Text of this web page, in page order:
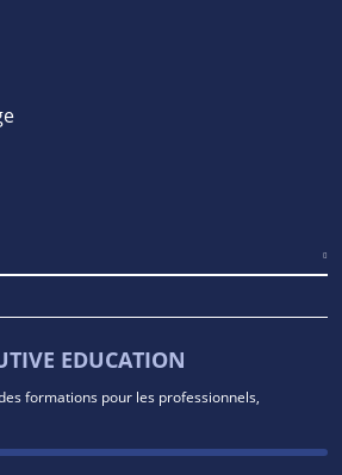
EDUCATION
formations pour les professionnels,